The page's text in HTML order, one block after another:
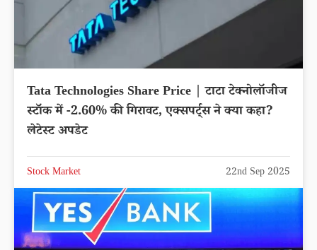
Tata Technologies Share Price | टाटा टेक्नोलॉजीज
स्टॉक में -2.60% की गिरावट, एक्सपर्ट्स ने क्या कहा?
लेटेस्ट अपडेट
Stock Market 22nd Sep 2025